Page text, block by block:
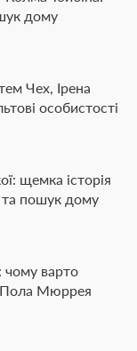
дому
Чех, Ірена
особистості
щемка історія
та пошук дому
чому варто
Мюррея